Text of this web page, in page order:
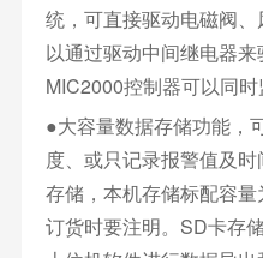
统，可直接驱动电磁阀
以通过驱动中间继电器
MIC2000控制器可以同时
●大容量数据存储功能，
度、或只记录报警值及
存储，本机存储标配容
订货时要注明。SD卡存